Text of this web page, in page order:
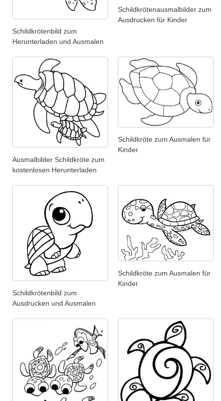
Schildkrötenbild zum
Herunterladen und Ausmalen
Schildkrötenausmalbilder zum
Ausdrucken für Kinder
Ausmalbilder Schildkröte zum
kostenlosen Herunterladen
Schildkröte zum Ausmalen für
Kinder
Schildkrötenbild zum
Ausdrucken und Ausmalen
Schildkröte zum Ausmalen für
Kinder